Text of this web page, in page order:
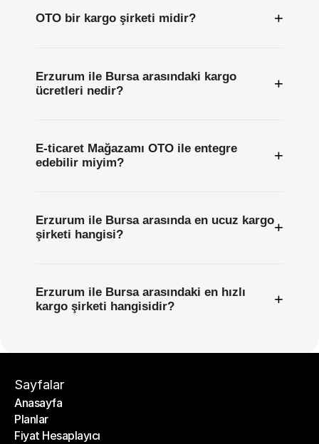
OTO bir kargo şirketi midir? +
Erzurum ile Bursa arasındaki kargo
ücretleri nedir?
+
E-ticaret Mağazamı OTO ile entegre
edebilir miyim?
+
Erzurum ile Bursa arasında en ucuz kargo
şirketi hangisi?
+
Erzurum ile Bursa arasındaki en hızlı
kargo şirketi hangisidir?
+
Sayfalar
Anasayfa
Anasayfa
Planlar
Planlar
Fiyat Hesaplayıcı